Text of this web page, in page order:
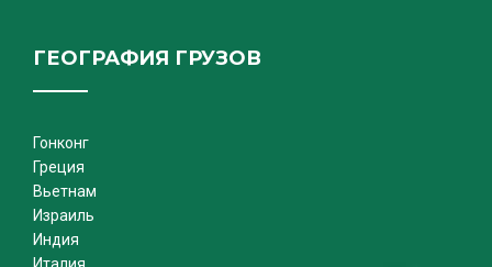
ГЕОГРАФИЯ ГРУЗОВ
Гонконг
Греция
Вьетнам
Израиль
Индия